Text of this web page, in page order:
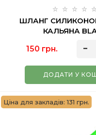
ШЛАНГ
КАЛЬЯНА
150 грн.
ДОДАТИ У
Ціна для закладів: 131 грн.